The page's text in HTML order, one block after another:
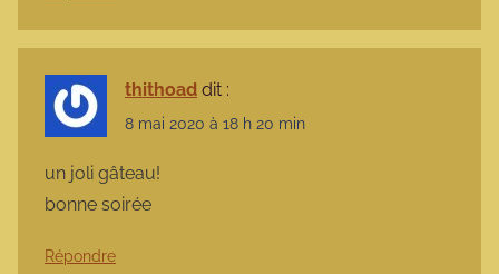
thithoad dit :
8 mai 2020 à 18 h 20 min
un joli gâteau!
bonne soirée
Répondre